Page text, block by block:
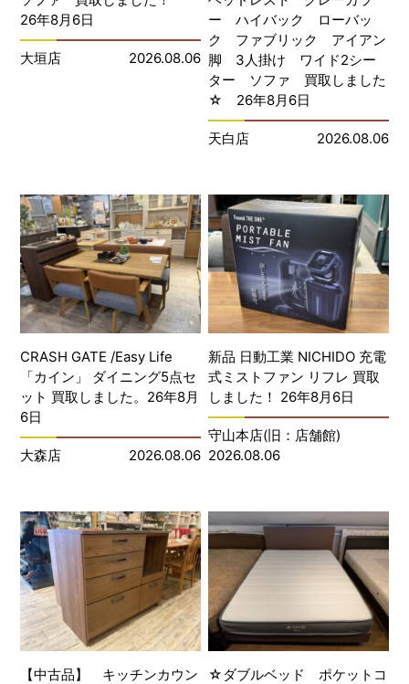
26年8月6日
大垣店 2026.08.06
ー ハイバック ローバッ
ク ファブリック アイアン
脚 3人掛け ワイド2シー
ター ソファ 買取しました
☆ 26年8月6日
天白店 2026.08.06
CRASH GATE /Easy Life
「カイン」 ダイニング5点セ
ット 買取しました。26年8月
6日
大森店 2026.08.06
新品 日動工業 NICHIDO 充電
式ミストファン リフレ 買取
しました！ 26年8月6日
守山本店(旧：店舗館)
2026.08.06
【中古品】 キッチンカウン
☆ダブルベッド ポケットコ